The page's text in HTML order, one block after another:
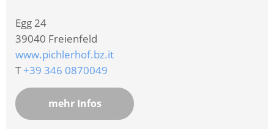
Egg 24
39040 Freienfeld
www.pichlerhof.bz.it
T+39 346 0870049
mehr Infos